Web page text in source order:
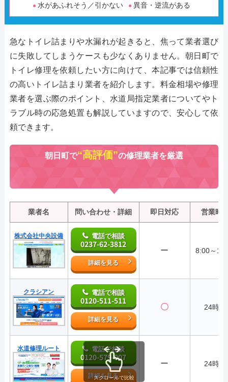
水があふれそう／引かない
異音・逆流がある
急なトイレ詰まりや水漏れが起きると、焦って業者選び
に失敗してしまうケースも少なくありません。朝日町で
トイレ修理を依頼したい方に向けて、本記事では信頼性
の高いトイレ詰まり業者を紹介します。料金相場や修理
業者を選ぶ際のポイント、水道局指定業者についてやト
ラブル時の応急処置も解説していますので、安心して依
頼できます。
朝日町で“高評価”の修理業者を厳選
業者名 問い合わせ・詳細 即日対応 営業時
株式会社中央設備 電話で相談
0237-62-3812
詳細を見る
ー 8:00～
クラシアン 電話で相談
0120-511-511
詳細を見る
〇 24時間
水道修理ルート 電話で相談
0120-579-007
詳細を見る
ー 24時間
スクロールで比較